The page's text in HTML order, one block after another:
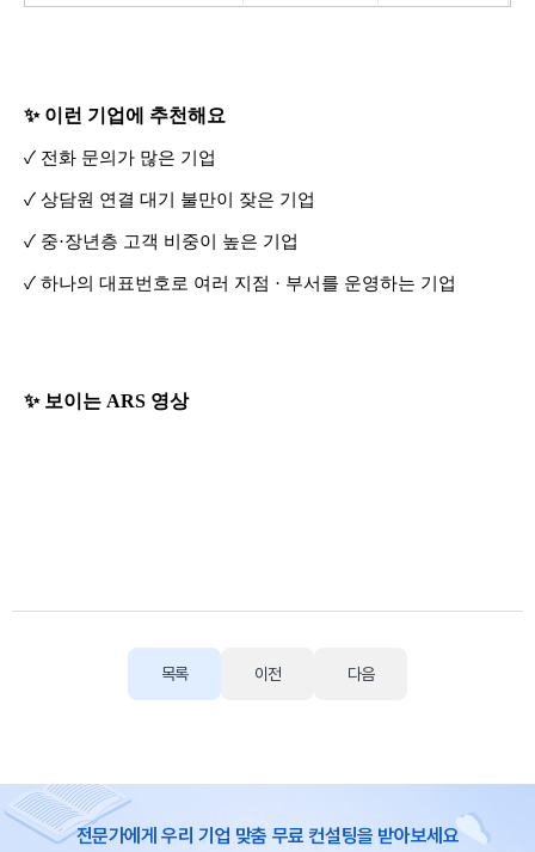
✨ 이런 기업에 추천해요
✓ 전화 문의가 많은 기업
✓ 상담원 연결 대기 불만이 잦은 기업
✓ 중·장년층 고객 비중이 높은 기업
✓ 하나의 대표번호로 여러 지점 · 부서를 운영하는 기업
✨ 보이는 ARS 영상
목록 이전 다음
전문가에게 우리 기업 맞춤 무료 컨설팅을 받아보세요